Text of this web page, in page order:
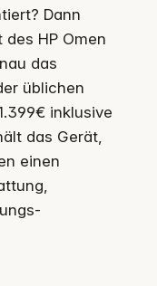
Dann
HP Omen
das
üblichen
inklusive
das Gerät,
einen